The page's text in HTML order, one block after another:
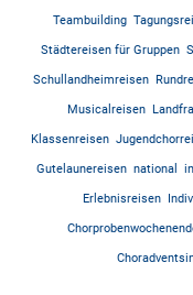
Teambuilding
Städtereisen für Gruppen
Schullandheimreisen
Musicalreisen
Klassenreisen
Gutelaunereisen national
Erlebnisreisen